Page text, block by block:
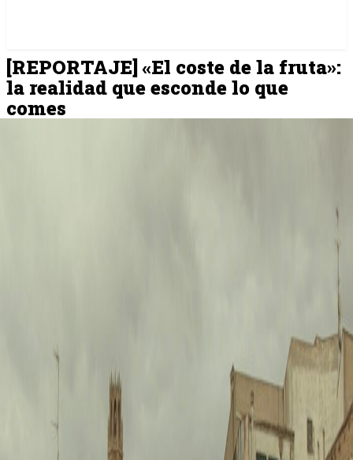
[REPORTAJE] «El coste de la fruta»:
la realidad que esconde lo que
comes